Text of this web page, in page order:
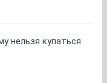
нельзя купаться